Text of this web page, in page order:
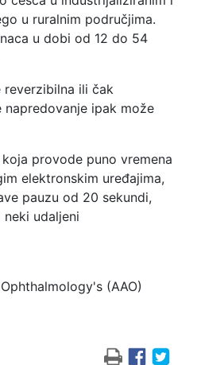
u ruralnim područjima.
u dobi od 12 do 54
ili čak
napredovanje ipak može
provode puno vremena
elektronskim uređajima,
pauzu od 20 sekundi,
udaljeni
(AAO)